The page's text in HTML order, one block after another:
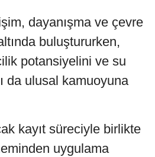
dayanışma ve çevre
buluştururken,
potansiyelini ve su
da ulusal kamuoyuna
kayıt süreciyle birlikte
uygulama